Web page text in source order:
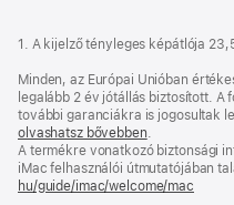
1. A kijelző tényleges képátlója
Minden, az Európai Unióban
legalább 2 év jótállás biztosított.
további garanciákra is jogosultak
olvashatsz bővebben
A termékre vonatkozó biztonsági
iMac felhasználói útmutatójában
hu/guide/imac/welcome/mac